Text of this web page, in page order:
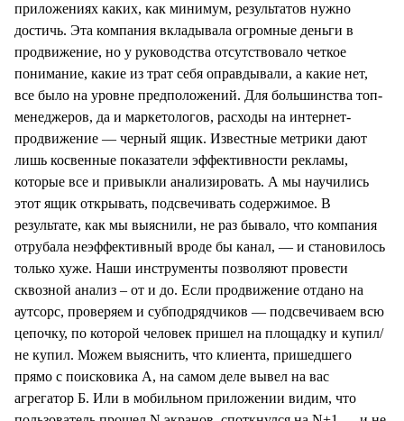
приложениях каких, как минимум, результатов нужно
достичь. Эта компания вкладывала огромные деньги в
продвижение, но у руководства отсутствовало четкое
понимание, какие из трат себя оправдывали, а какие нет,
все было на уровне предположений. Для большинства топ-
менеджеров, да и маркетологов, расходы на интернет-
продвижение — черный ящик. Известные метрики дают
лишь косвенные показатели эффективности рекламы,
которые все и привыкли анализировать. А мы научились
этот ящик открывать, подсвечивать содержимое. В
результате, как мы выяснили, не раз бывало, что компания
отрубала неэффективный вроде бы канал, — и становилось
только хуже. Наши инструменты позволяют провести
сквозной анализ – от и до. Если продвижение отдано на
аутсорс, проверяем и субподрядчиков — подсвечиваем всю
цепочку, по которой человек пришел на площадку и купил/
не купил. Можем выяснить, что клиента, пришедшего
прямо с поисковика А, на самом деле вывел на вас
агрегатор Б. Или в мобильном приложении видим, что